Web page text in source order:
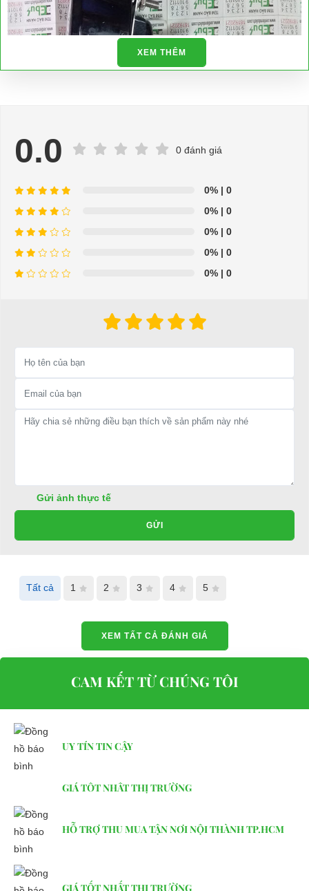
Để được tư vấn thêm về cách sử dụng xe ô tô điện để tăng tuổi thọ
cho xe hoặc có vấn đề gì cần được hỗ trợ, quý khách vui lòng liên
LIÊN HỆ CÔNG TY:
Đại Cường
phuhuynhkd@gmail.com
XEM THÊM
0.0 0 đánh giá
0% | 0
0% | 0
0% | 0
0% | 0
0% | 0
Gửi ảnh thực tế
GỬI
Tất cả 1 2 3 4 5
XEM TẤT CẢ ĐÁNH GIÁ
CAM KẾT TỪ CHÚNG TÔI
UY TÍN TIN CẬY
GIÁ TỐT NHẤT THỊ TRƯỜNG